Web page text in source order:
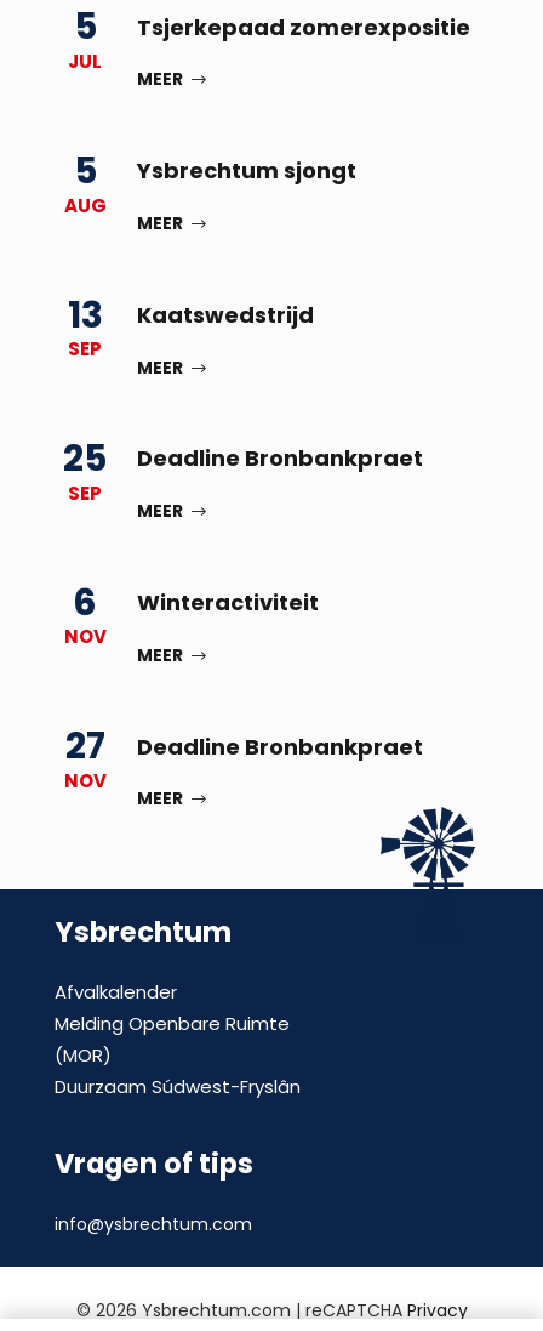
5
JUL
Tsjerkepaad zomerexpositie
MEER
5
AUG
Ysbrechtum sjongt
MEER
13
SEP
Kaatswedstrijd
MEER
25
SEP
Deadline Bronbankpraet
MEER
6
NOV
Winteractiviteit
MEER
27
NOV
Deadline Bronbankpraet
MEER
Ysbrechtum
Afvalkalender
Melding Openbare Ruimte
(MOR)
Duurzaam Súdwest-Fryslân
Vragen of tips
info@ysbrechtum.com
© 2026 Ysbrechtum.com | reCAPTCHA Privacy